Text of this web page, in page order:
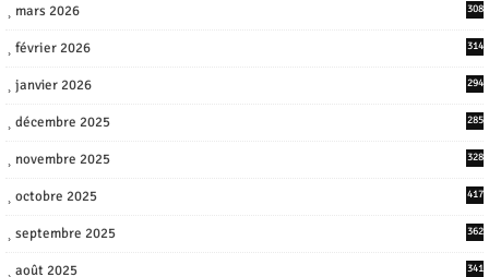
mars 2026 308
février 2026 314
janvier 2026 294
décembre 2025 285
novembre 2025 328
octobre 2025 417
septembre 2025 362
août 2025 341